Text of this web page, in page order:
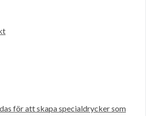
för att skapa specialdrycker som